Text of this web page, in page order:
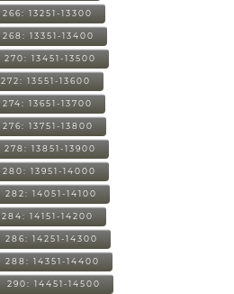
266: 13251-13300
268: 13351-13400
270: 13451-13500
272: 13551-13600
274: 13651-13700
276: 13751-13800
278: 13851-13900
280: 13951-14000
282: 14051-14100
284: 14151-14200
286: 14251-14300
288: 14351-14400
290: 14451-14500